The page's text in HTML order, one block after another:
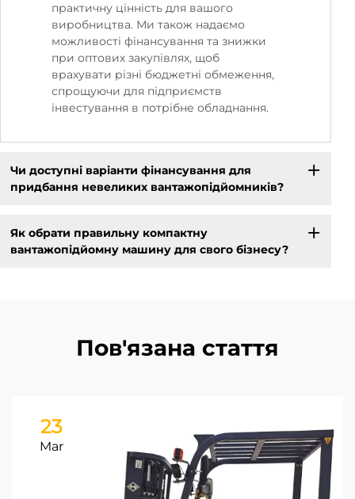
практичну цінність для вашого
виробництва. Ми також надаємо
можливості фінансування та знижки
при оптових закупівлях, щоб
врахувати різні бюджетні обмеження,
спрощуючи для підприємств
інвестування в потрібне обладнання.
Чи доступні варіанти фінансування для
придбання невеликих вантажопідйомників?
Як обрати правильну компактну
вантажопідйомну машину для свого бізнесу?
Пов'язана стаття
23
Mar